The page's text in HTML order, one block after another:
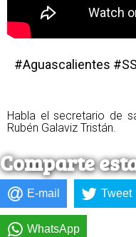
#Aguascalientes
Habla el secretario de
Rubén Galaviz Tristán.
Comparte
E-mail Tweet
WhatsApp